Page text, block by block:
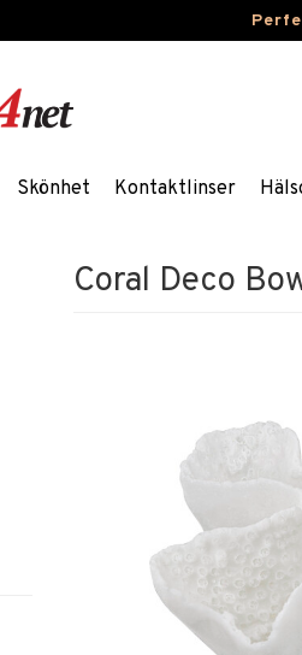
Skönhet Kontaktlinser
Coral Deco